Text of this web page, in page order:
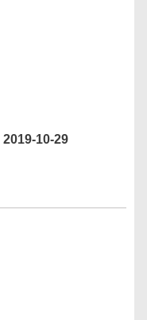
2019-10-29